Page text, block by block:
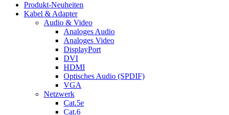
Produkt-Neuheiten
Kabel & Adapter
Audio & Video
Analoges Audio
Analoges Video
DisplayPort
DVI
HDMI
Optisches Audio (SPDIF)
VGA
Netzwerk
Cat.5e
Cat.6